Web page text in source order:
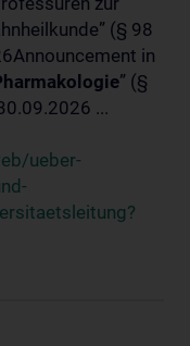
(§ 98
in
” (§
...
ueber-